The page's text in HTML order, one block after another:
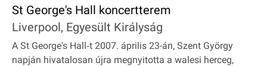
St George's Hall koncertterem
Liverpool, Egyesült Királyság
A St George's Hall‐t 2007. április 23-án, Szent György
napján hivatalosan újra megnyitotta a walesi herceg,